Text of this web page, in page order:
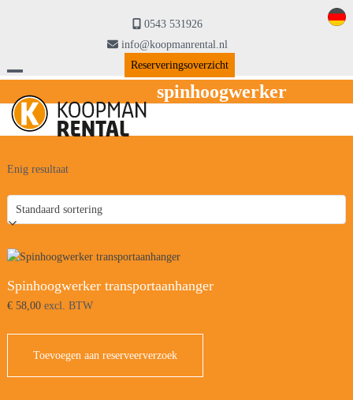
0543 531926
info@koopmanrental.nl
Reserveringsoverzicht
mobile
menu
mobile
menu
spinhoogwerker
Enig resultaat
Spinhoogwerker transportaanhanger
€58,00excl. BTW
Toevoegen aan reserveerverzoek